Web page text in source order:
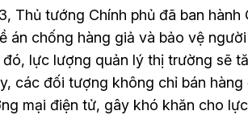
Thủ tướng Chính phủ đã ban
án chống hàng giả và bảo vệ
lực lượng quản lý thị trường sẽ
các đối tượng không chỉ bán
mại điện tử, gây khó khăn cho